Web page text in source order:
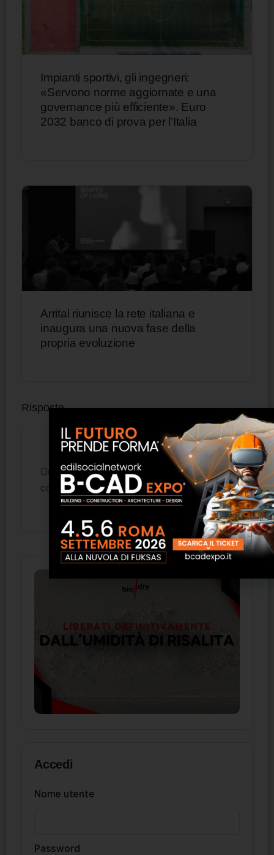
Impianti sportivi, gli ingegneri:
«Servono norme aggiornate e una
governance più efficiente». Euro
2032 banco di prova per l’Italia
Arrital riunisce la rete italiana e
inaugura una nuova fase della
propria evoluzione
Risposte
Devi essereconnessoper inviare un
commento.
Accedi
Nome utente
Password